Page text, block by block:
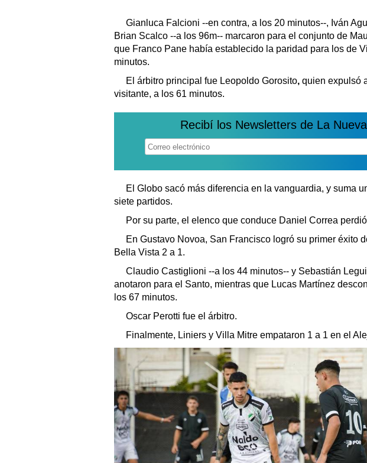
Gianluca Falcioni --en contra, a los 20 minutos--, Iván
Brian Scalco --a los 96m-- marcaron para el conjunto de
que Franco Pane había establecido la paridad para los de
minutos.
El árbitro principal fue Leopoldo Gorosito, quien expulsó
visitante, a los 61 minutos.
Recibí los Newsletters de La Nueva
El Globo sacó más diferencia en la vanguardia, y suma
siete partidos.
Por su parte, el elenco que conduce Daniel Correa
En Gustavo Novoa, San Francisco logró su primer éxito
Bella Vista 2 a 1.
Claudio Castiglioni --a los 44 minutos-- y Sebastián
anotaron para el Santo, mientras que Lucas Martínez
los 67 minutos.
Oscar Perotti fue el árbitro.
Finalmente, Liniers y Villa Mitre empataron 1 a 1 en el